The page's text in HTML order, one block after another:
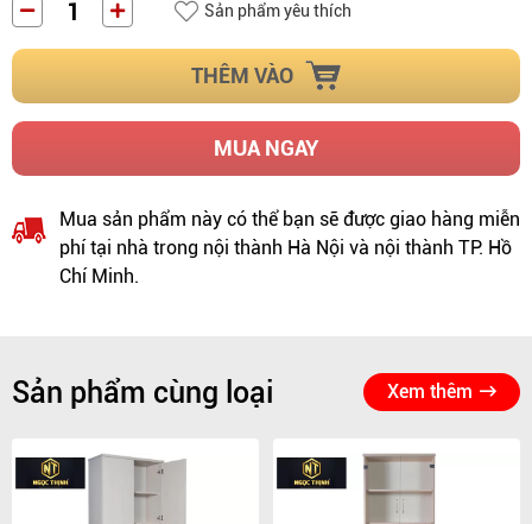
Sản phẩm yêu thích
THÊM VÀO
MUA NGAY
Mua sản phẩm này có thể bạn sẽ được giao hàng miễn
phí tại nhà trong nội thành Hà Nội và nội thành TP. Hồ
Chí Minh.
Sản phẩm cùng loại Xem thêm